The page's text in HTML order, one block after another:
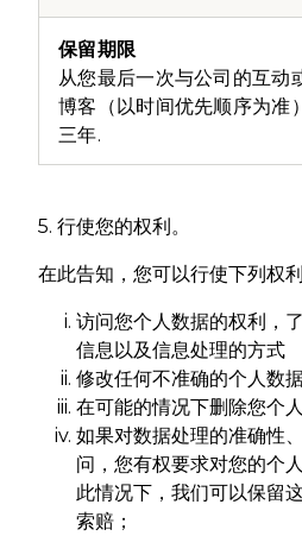
从您最后一次与公司的互动
博客（以时间优先顺序为准
三年.
5. 行使您的权利。
在此告知，您可以行使下列权利
访问您个人数据的权利，
信息以及信息处理的方式
修改任何不准确的个人数
在可能的情况下删除您个
如果对数据处理的准确性
问，您有权要求对您的个
此情况下，我们可以保留
索赔；